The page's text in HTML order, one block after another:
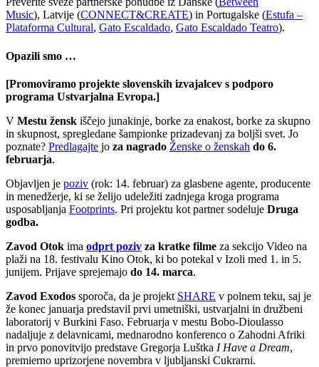
Music), Latvije (CONNECT&CREATE) in Portugalske (Estufa –
Plataforma Cultural, Gato Escaldado, Gato Escaldado Teatro).
Opazili smo …
[Promoviramo projekte slovenskih izvajalcev s podporo
programa Ustvarjalna Evropa.]
V Mestu žensk iščejo junakinje, borke za enakost, borke za skupno
in skupnost, spregledane šampionke prizadevanj za boljši svet. Jo
poznate? Predlagajte jo za nagrado Ženske o ženskah do 6.
februarja.
Objavljen je poziv (rok: 14. februar) za glasbene agente, producente
in menedžerje, ki se želijo udeležiti zadnjega kroga programa
usposabljanja Footprints. Pri projektu kot partner sodeluje Druga
godba.
Zavod Otok ima odprt poziv za kratke filme za sekcijo Video na
plaži na 18. festivalu Kino Otok, ki bo potekal v Izoli med 1. in 5.
junijem. Prijave sprejemajo do 14. marca.
Zavod Exodos sporoča, da je projekt SHARE v polnem teku, saj je
že konec januarja predstavil prvi umetniški, ustvarjalni in družbeni
laboratorij v Burkini Faso. Februarja v mestu Bobo-Dioulasso
nadaljuje z delavnicami, mednarodno konferenco o Zahodni Afriki
in prvo ponovitvijo predstave Gregorja Luštka I Have a Dream,
premierno uprizorjene novembra v ljubljanski Cukrarni.